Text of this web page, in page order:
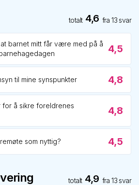
totalt 4,6 fra13 svar
barnet mitt får være med på å
4,5
til mine synspunkter 4,8
for å sikre foreldrenes
4,8
som nyttig? 4,5
totalt 4,9 fra13 svar